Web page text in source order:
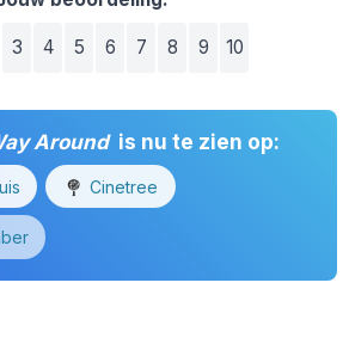
3 4 5 6 7 8 9 10
Around is nu te zien op:
Cinetree